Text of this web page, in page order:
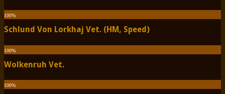
100%
Schlund Von Lorkhaj Vet. (HM, Speed)
100%
Wolkenruh Vet.
100%